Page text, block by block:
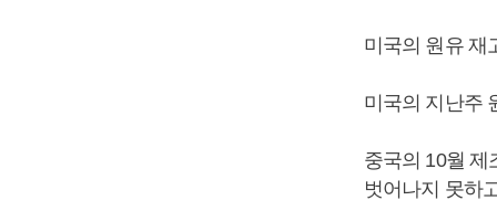
미국의 원유 재
미국의 지난주
중국의 10월 제
벗어나지 못하